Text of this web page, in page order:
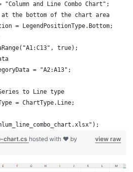
and Line Combo Chart";
at the bottom of the chart area
= LegendPositionType.Bottom;
true);
= "A2:A13";
to Line type
= ChartType.Line;
view raw
chart.cshosted with ❤ by